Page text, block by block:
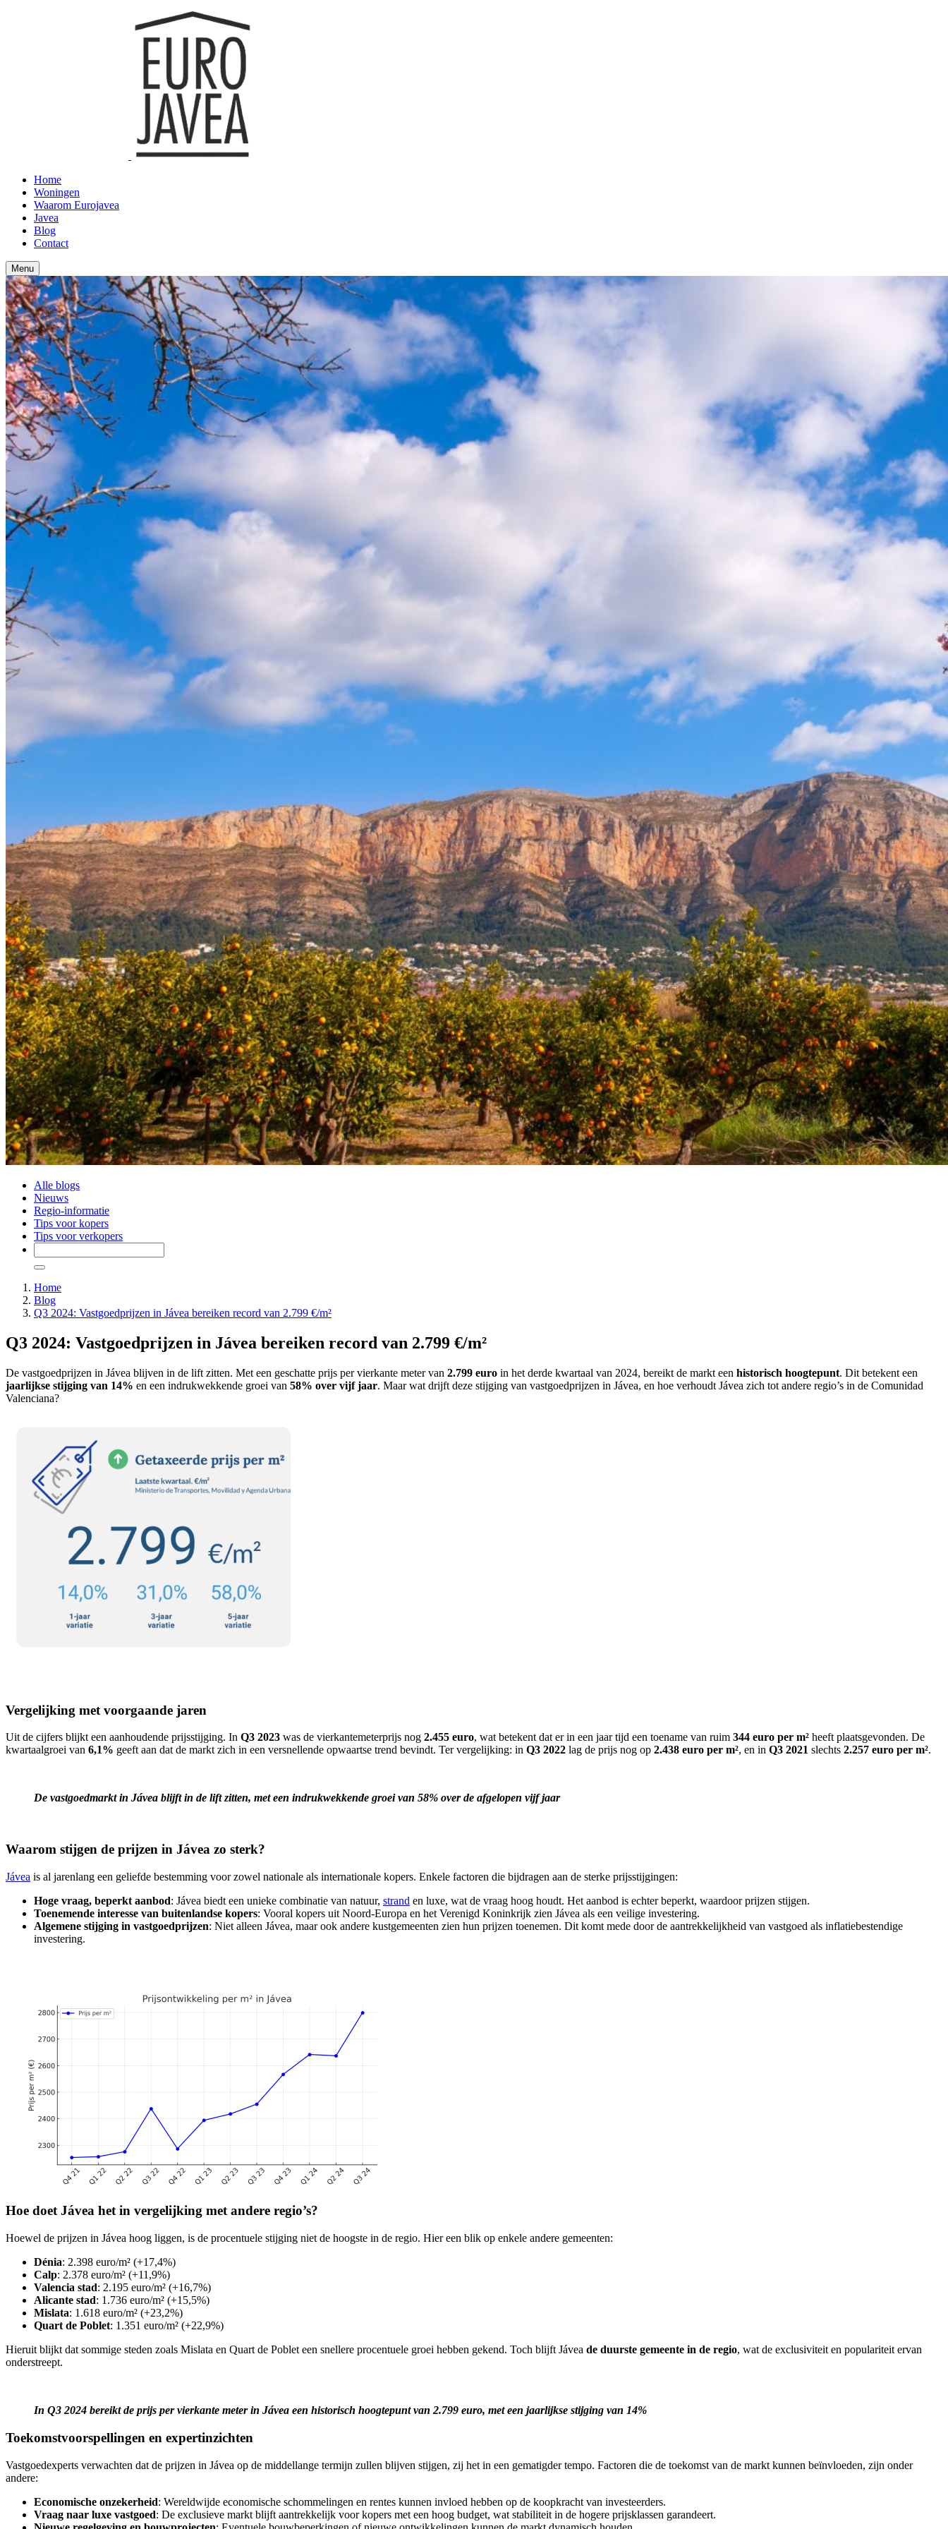
Home
Woningen
Waarom Eurojavea
Javea
Blog
Contact
Menu
Alle blogs
Nieuws
Regio-informatie
Tips voor kopers
Tips voor verkopers
Home
Blog
Q3 2024: Vastgoedprijzen in Jávea bereiken record van 2.799 €/m²
Q3 2024: Vastgoedprijzen in Jávea bereiken record van 2.799 €/m²
De vastgoedprijzen in Jávea blijven in de lift zitten. Met een geschatte prijs per vierkante meter van 2.799 euro in het derde kwartaal van 2024, bereikt de markt een historisch hoogtepunt. Dit betekent een
jaarlijkse stijging van 14% en een indrukwekkende groei van 58% over vijf jaar. Maar wat drijft deze stijging van vastgoedprijzen in Jávea, en hoe verhoudt Jávea zich tot andere regio’s in de Comunidad
Valenciana?
Vergelijking met voorgaande jaren
Uit de cijfers blijkt een aanhoudende prijsstijging. In Q3 2023 was de vierkantemeterprijs nog 2.455 euro, wat betekent dat er in een jaar tijd een toename van ruim 344 euro per m² heeft plaatsgevonden. De
kwartaalgroei van 6,1% geeft aan dat de markt zich in een versnellende opwaartse trend bevindt. Ter vergelijking: in Q3 2022 lag de prijs nog op 2.438 euro per m², en in Q3 2021 slechts 2.257 euro per m².
De vastgoedmarkt in Jávea blijft in de lift zitten, met een indrukwekkende groei van 58% over de afgelopen vijf jaar
Waarom stijgen de prijzen in Jávea zo sterk?
Jávea is al jarenlang een geliefde bestemming voor zowel nationale als internationale kopers. Enkele factoren die bijdragen aan de sterke prijsstijgingen:
Hoge vraag, beperkt aanbod: Jávea biedt een unieke combinatie van natuur, strand en luxe, wat de vraag hoog houdt. Het aanbod is echter beperkt, waardoor prijzen stijgen.
Toenemende interesse van buitenlandse kopers: Vooral kopers uit Noord-Europa en het Verenigd Koninkrijk zien Jávea als een veilige investering.
Algemene stijging in vastgoedprijzen: Niet alleen Jávea, maar ook andere kustgemeenten zien hun prijzen toenemen. Dit komt mede door de aantrekkelijkheid van vastgoed als inflatiebestendige
investering.
Hoe doet Jávea het in vergelijking met andere regio’s?
Hoewel de prijzen in Jávea hoog liggen, is de procentuele stijging niet de hoogste in de regio. Hier een blik op enkele andere gemeenten:
Dénia: 2.398 euro/m² (+17,4%)
Calp: 2.378 euro/m² (+11,9%)
Valencia stad: 2.195 euro/m² (+16,7%)
Alicante stad: 1.736 euro/m² (+15,5%)
Mislata: 1.618 euro/m² (+23,2%)
Quart de Poblet: 1.351 euro/m² (+22,9%)
Hieruit blijkt dat sommige steden zoals Mislata en Quart de Poblet een snellere procentuele groei hebben gekend. Toch blijft Jávea de duurste gemeente in de regio, wat de exclusiviteit en populariteit ervan
onderstreept.
In Q3 2024 bereikt de prijs per vierkante meter in Jávea een historisch hoogtepunt van 2.799 euro, met een jaarlijkse stijging van 14%
Toekomstvoorspellingen en expertinzichten
Vastgoedexperts verwachten dat de prijzen in Jávea op de middellange termijn zullen blijven stijgen, zij het in een gematigder tempo. Factoren die de toekomst van de markt kunnen beïnvloeden, zijn onder
andere:
Economische onzekerheid: Wereldwijde economische schommelingen en rentes kunnen invloed hebben op de koopkracht van investeerders.
Vraag naar luxe vastgoed: De exclusieve markt blijft aantrekkelijk voor kopers met een hoog budget, wat stabiliteit in de hogere prijsklassen garandeert.